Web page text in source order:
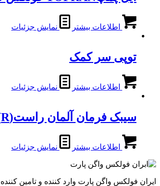
اطلاعات بیشتر نمایش جزئیات
توپی سر کمک
اطلاعات بیشتر نمایش جزئیات
سیبک فرمان آلمان راست(R)
اطلاعات بیشتر نمایش جزئیات
ایران فولکس واگن پارت وارد کننده و تامین